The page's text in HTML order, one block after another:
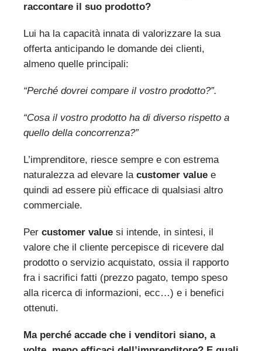
raccontare il suo prodotto?
Lui ha la capacità innata di valorizzare la sua
offerta anticipando le domande dei clienti,
almeno quelle principali:
“Perché dovrei compare il vostro prodotto?”.
“Cosa il vostro prodotto ha di diverso rispetto a
quello della concorrenza?”
L’imprenditore, riesce sempre e con estrema
naturalezza ad elevare la customer valuee
quindi ad essere più efficace di qualsiasi altro
commerciale.
Per customer valuesi intende, in sintesi, il
valore che il cliente percepisce di ricevere dal
prodotto o servizio acquistato, ossia il rapporto
fra i sacrifici fatti (prezzo pagato, tempo speso
alla ricerca di informazioni, ecc…) e i benefici
ottenuti.
Ma perché accade che i venditori siano, a